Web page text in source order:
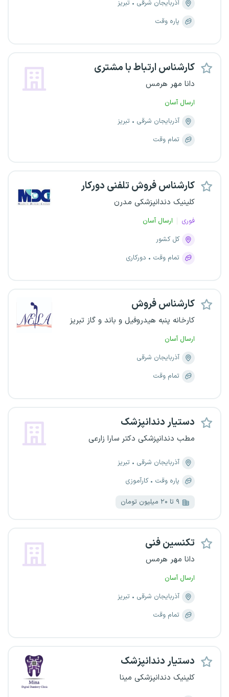
آذربایجان شرقی
تبریز
پاره وقت
کارشناس ارتباط با مشتری
دانا مهر هرمس
ارسال آسان
آذربایجان شرقی
تبریز
تمام وقت
کارشناس فروش تلفنی دورکار
کلینیک دندانپزشکی مدرن
فوری
ارسال آسان
کل کشور
تمام وقت
دورکاری
کارشناس فروش
کارخانه پنبه هیدروفیل و باند و گاز تبریز
ارسال آسان
آذربایجان شرقی
تمام وقت
دستیار دندانپزشک
مطب دندانپزشکی دکتر سارا زارعی
آذربایجان شرقی
تبریز
پاره وقت
کارآموزی
۹ تا ۲۰ میلیون تومان
تکنسین فنی
دانا مهر هرمس
ارسال آسان
آذربایجان شرقی
تبریز
تمام وقت
دستیار دندانپزشک
کلینیک دندانپزشکی مینا